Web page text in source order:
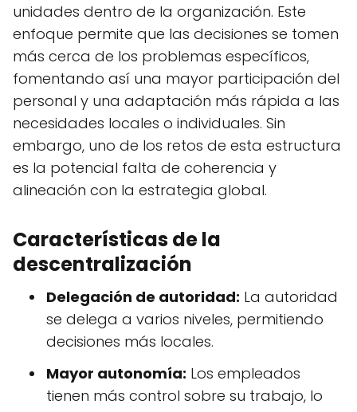
unidades dentro de la organización. Este
enfoque permite que las decisiones se tomen
más cerca de los problemas específicos,
fomentando así una mayor participación del
personal y una adaptación más rápida a las
necesidades locales o individuales. Sin
embargo, uno de los retos de esta estructura
es la potencial falta de coherencia y
alineación con la estrategia global.
Características de la
descentralización
Delegación de autoridad: La autoridad
se delega a varios niveles, permitiendo
decisiones más locales.
Mayor autonomía: Los empleados
tienen más control sobre su trabajo, lo